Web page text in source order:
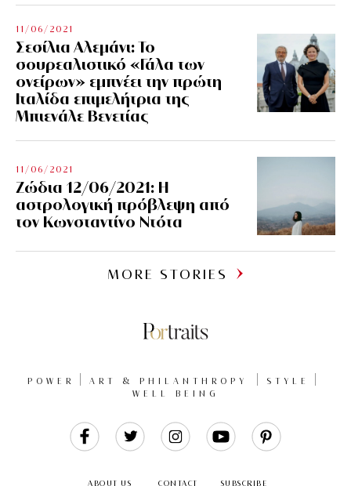
11/06/2021
Σεσίλια Αλεμάνι: Το
σουρεαλιστικό «Γάλα των
ονείρων» εμπνέει την πρώτη
Ιταλίδα επιμελήτρια της
Μπιενάλε Βενετίας
11/06/2021
Ζώδια 12/06/2021: Η
αστρολογική πρόβλεψη από
τον Κωνσταντίνο Ντότα
MORE STORIES
POWER ART & PHILANTHROPY
STYLE
WELL BEING
ABOUT US CONTACT SUBSCRIBE